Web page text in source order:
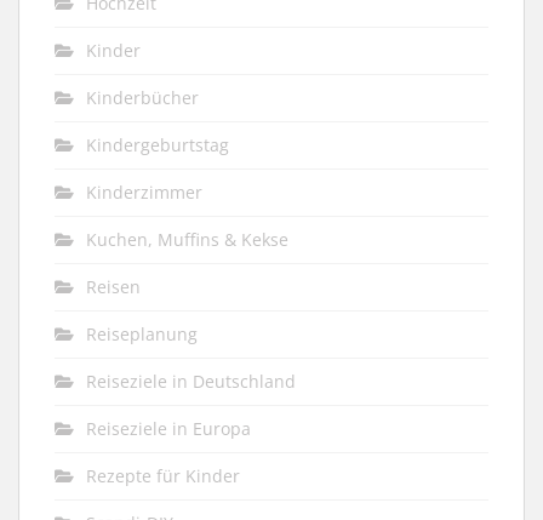
Kinder
Kinderbücher
Kindergeburtstag
Kinderzimmer
Kuchen, Muffins & Kekse
Reisen
Reiseplanung
Reiseziele in Deutschland
Reiseziele in Europa
Rezepte für Kinder